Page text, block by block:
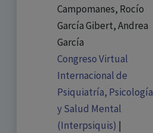
Campomanes, Rocío
García Gibert, Andrea
García
Congreso Virtual
Internacional de
Psiquiatría, Psicología
y Salud Mental
(Interpsiquis) |